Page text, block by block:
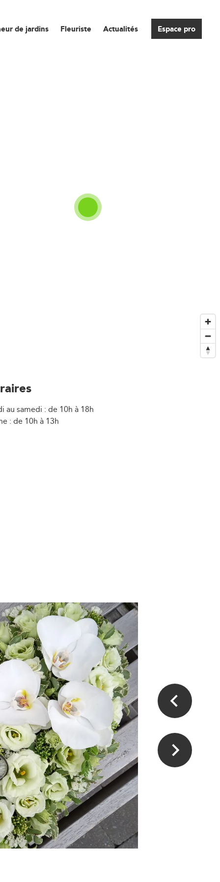
de jardins Fleuriste Actualités Espace pro
au samedi : de 10h à 18h
: de 10h à 13h